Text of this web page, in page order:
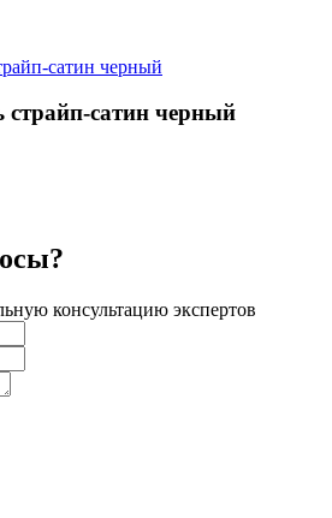
сатин черный
консультацию экспертов